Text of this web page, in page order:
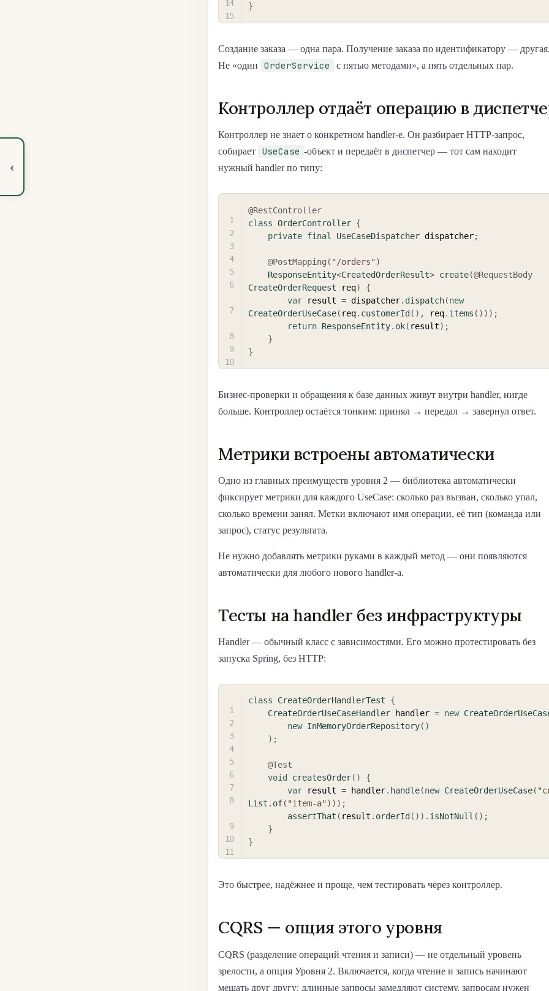
‹
}
Создание заказа — одна пара. Получение заказа по идентификатору —
Не «один
OrderService с пятью методами», а пять отдельных пар.
Контроллер отдаёт операцию в
Контроллер не знает о конкретном handler-е. Он разбирает HTTP-запрос,
собирает
UseCase -объект и передаёт в диспетчер — тот сам находит
нужный handler по типу:
@RestController
class OrderController {
private final UseCaseDispatcher dispatcher;
@PostMapping ( "/orders")
ResponseEntity<CreatedOrderResult> create(@RequestBody
CreateOrderRequest req)
{
var result = dispatcher. dispatch(new
CreateOrderUseCase( req. customerId ( ) , req. items ( ) ) ) ;
return ResponseEntity. ok( result) ;
}
}
Бизнес-проверки и обращения к базе данных живут внутри handler, нигде
больше. Контроллер остаётся тонким: принял → передал → завернул ответ.
Метрики встроены автоматически
Одно из главных преимуществ уровня 2 — библиотека автоматически
фиксирует метрики для каждого UseCase: сколько раз вызван, сколько упал,
сколько времени занял. Метки включают имя операции, её тип (команда или
запрос), статус результата.
Не нужно добавлять метрики руками в каждый метод — они появляются
автоматически для любого нового handler-а.
Тесты на handler без инфраструктуры
Handler — обычный класс с зависимостями. Его можно протестировать без
запуска Spring, без HTTP:
class CreateOrderHandlerTest
{
CreateOrderUseCaseHandler handler = new
new InMemoryOrderRepository( )
) ;
@Test
void
createsOrder( )
{
var result = handler. handle(new CreateOrderUseCase(
List . of( "item-a") ) ) ;
assertThat ( result . orderId ( ) ) . isNotNull ( ) ;
}
}
Это быстрее, надёжнее и проще, чем тестировать через контроллер.
CQRS — опция этого уровня
CQRS (разделение операций чтения и записи) — не отдельный уровень
зрелости, а опция Уровня 2. Включается, когда чтение и запись начинают
мешать друг другу: длинные запросы замедляют систему, запросам нужен